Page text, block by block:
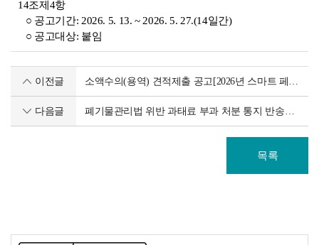
14조제4항
○ 공고기간: 2026. 5. 13. ~ 2026. 5. 27.(14일간)
○ 공고대상: 붙임
이전글 소액수의(용역) 견적제출 공고[2026년 스마트 페트병 무인수거기 운영 용역]
다음글 폐기물관리법 위반 과태료 부과 처분 통지 반송에 따른 공시송달 공고
목록